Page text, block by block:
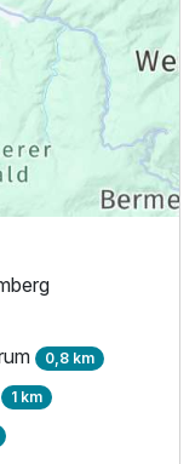
0,8 km
1 km